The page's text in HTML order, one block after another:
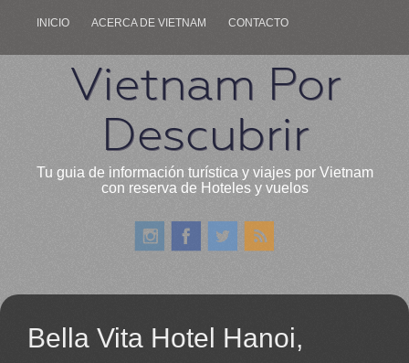
INICIO ACERCA DE VIETNAM CONTACTO
Vietnam Por
Descubrir
Tu guia de información turística y viajes por Vietnam
con reserva de Hoteles y vuelos
Bella Vita Hotel Hanoi,